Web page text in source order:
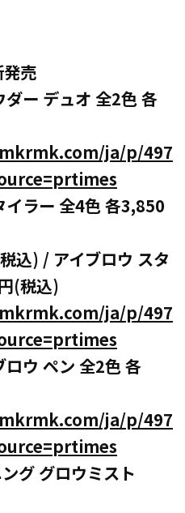
売
ー デュオ 全2色 各
ja/p/497
ラー 全4色 各3,850
込) / アイブロウ スタ
(税込)
ja/p/497
ウ ペン 全2色 各
ja/p/497
グ グロウミスト